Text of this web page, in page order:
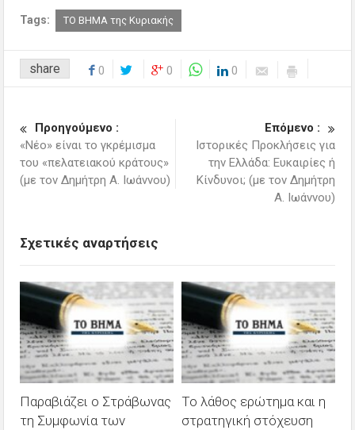
Tags: ΤΟ ΒΗΜΑ της Κυριακής
share 0 0 0
Προηγούμενο :
«Νέο» είναι το γκρέμισμα
του «πελατειακού κράτους»
(με τον Δημήτρη Α. Ιωάννου)
Επόμενο :
Ιστορικές Προκλήσεις για
την Ελλάδα: Ευκαιρίες ή
Κίνδυνοι; (με τον Δημήτρη
Α. Ιωάννου)
Σχετικές αναρτήσεις
Παραβιάζει ο Στράβωνας
τη Συμφωνία των
Το λάθος ερώτημα και η
στρατηγική στόχευση